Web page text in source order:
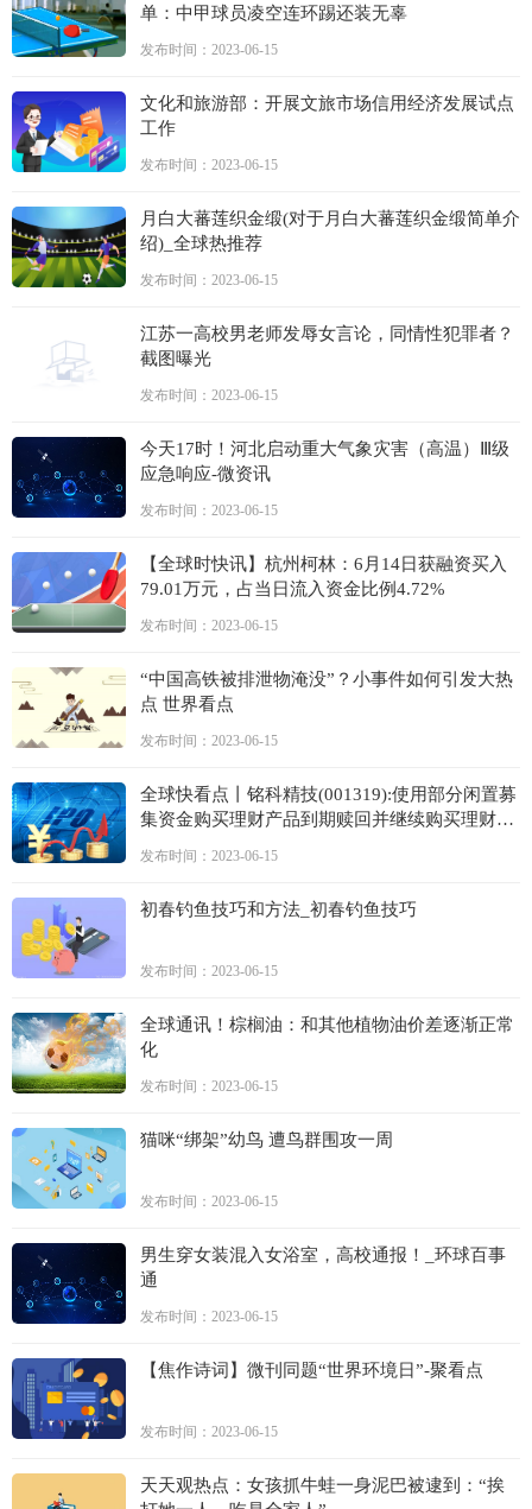
单：中甲球员凌空连环踢还装无辜
发布时间：2023-06-15
文化和旅游部：开展文旅市场信用经济发展试点
工作
发布时间：2023-06-15
月白大蕃莲织金缎(对于月白大蕃莲织金缎简单介
绍)_全球热推荐
发布时间：2023-06-15
江苏一高校男老师发辱女言论，同情性犯罪者？
截图曝光
发布时间：2023-06-15
今天17时！河北启动重大气象灾害（高温）Ⅲ级
应急响应-微资讯
发布时间：2023-06-15
【全球时快讯】杭州柯林：6月14日获融资买入
79.01万元，占当日流入资金比例4.72%
发布时间：2023-06-15
“中国高铁被排泄物淹没”？小事件如何引发大热
点 世界看点
发布时间：2023-06-15
全球快看点丨铭科精技(001319):使用部分闲置募
集资金购买理财产品到期赎回并继续购买理财产
发布时间：2023-06-15
初春钓鱼技巧和方法_初春钓鱼技巧
发布时间：2023-06-15
全球通讯！棕榈油：和其他植物油价差逐渐正常
化
发布时间：2023-06-15
猫咪“绑架”幼鸟 遭鸟群围攻一周
发布时间：2023-06-15
男生穿女装混入女浴室，高校通报！_环球百事
通
发布时间：2023-06-15
【焦作诗词】微刊同题“世界环境日”-聚看点
发布时间：2023-06-15
天天观热点：女孩抓牛蛙一身泥巴被逮到：“挨